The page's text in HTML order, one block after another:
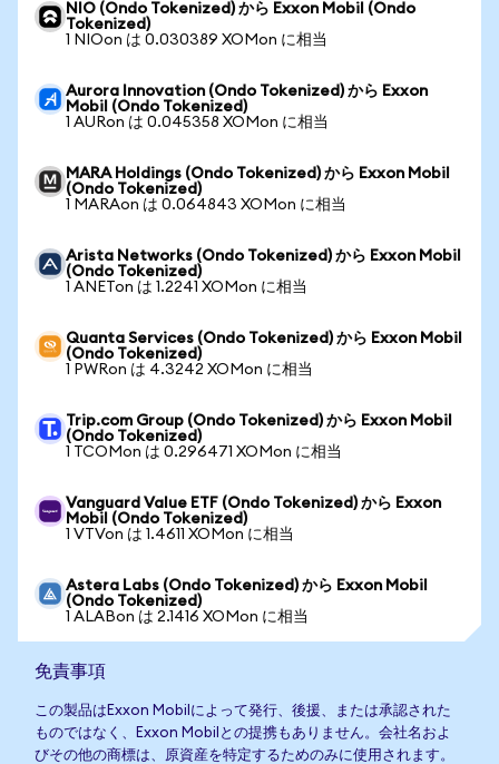
NIO (Ondo Tokenized) から Exxon Mobil (Ondo
Tokenized)
1 NIOon は 0.030389 XOMon に相当
Aurora Innovation (Ondo Tokenized) から Exxon
Mobil (Ondo Tokenized)
1 AURon は 0.045358 XOMon に相当
MARA Holdings (Ondo Tokenized) から Exxon Mobil
(Ondo Tokenized)
1 MARAon は 0.064843 XOMon に相当
Arista Networks (Ondo Tokenized) から Exxon Mobil
(Ondo Tokenized)
1 ANETon は 1.2241 XOMon に相当
Quanta Services (Ondo Tokenized) から Exxon Mobil
(Ondo Tokenized)
1 PWRon は 4.3242 XOMon に相当
Trip.com Group (Ondo Tokenized) から Exxon Mobil
(Ondo Tokenized)
1 TCOMon は 0.296471 XOMon に相当
Vanguard Value ETF (Ondo Tokenized) から Exxon
Mobil (Ondo Tokenized)
1 VTVon は 1.4611 XOMon に相当
Astera Labs (Ondo Tokenized) から Exxon Mobil
(Ondo Tokenized)
1 ALABon は 2.1416 XOMon に相当
免責事項
この製品はExxon Mobilによって発行、後援、または承認された
ものではなく、Exxon Mobilとの提携もありません。会社名およ
びその他の商標は、原資産を特定するためのみに使用されます。